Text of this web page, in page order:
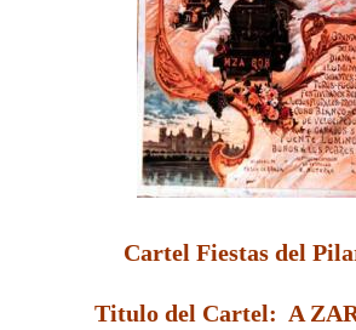
Cartel Fiestas del
Titulo del Cartel: A